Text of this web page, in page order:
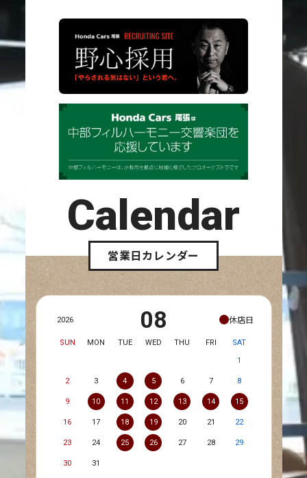
Calendar
営業日カレンダー
2026 08 休店日
SUN MON TUE WED THU FRI
SAT
1
2 3 4 5 6 7 8
9 10 11 12 13 14 15
16 17 18 19 20 21 22
23 24 25 26 27 28 29
30 31